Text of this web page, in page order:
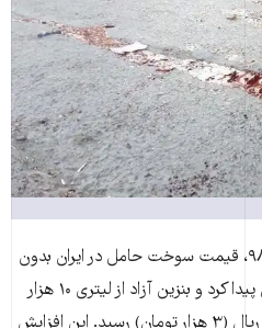
ساعت صفر بامداد جمعه ۲۴ آبان ۹۸، قیمت سوخت حامل در ایران بدون
اعلام قبلی افزایش دویست درصدی پیدا کرد و بنزین آزاد از لیتری ۱۰ هزار